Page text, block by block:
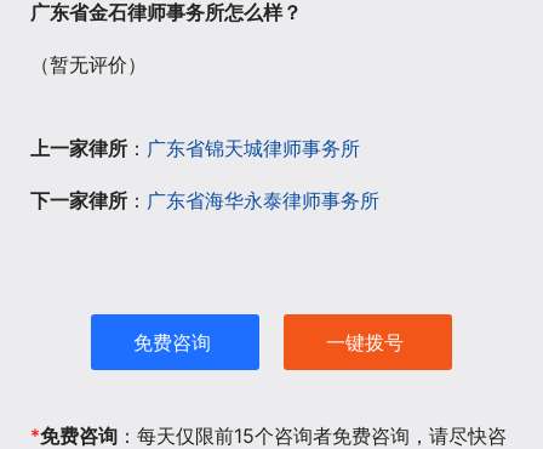
广东省金石律师事务所怎么样？
（暂无评价）
上一家律所 ： 广东省锦天城律师事务所
下一家律所 ： 广东省海华永泰律师事务所
免费咨询 一键拨号
*免费咨询 ：每天仅限前15个咨询者免费咨询，请尽快咨